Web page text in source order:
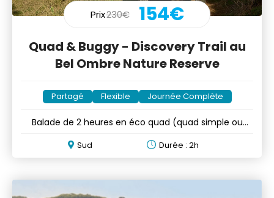
Prix230€ 154€
Quad & Buggy - Discovery Trail au
Bel Ombre Nature Reserve
Partagé Flexible Journée Complète
Balade de 2 heures en éco quad (quad simple ou
Sud Durée : 2h